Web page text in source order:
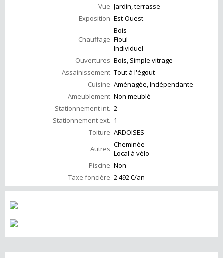
Vue Jardin, terrasse
Exposition Est-Ouest
Chauffage
Bois
Fioul
Individuel
Ouvertures Bois, Simple vitrage
Assainissement Tout à l'égout
Cuisine Aménagée, Indépendante
Ameublement Non meublé
Stationnement int. 2
Stationnement ext. 1
Toiture ARDOISES
Autres Cheminée
Local à vélo
Piscine Non
Taxe foncière 2 492 €/an